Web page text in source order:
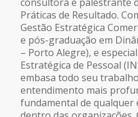
Práticas de Resultado.
Gestão Estratégica
e pós-graduação em
– Porto Alegre), e
Estratégica de Pessoal
embasa todo seu
entendimento mais
fundamental de qualquer